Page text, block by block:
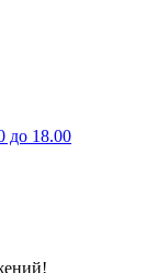
до 18.00